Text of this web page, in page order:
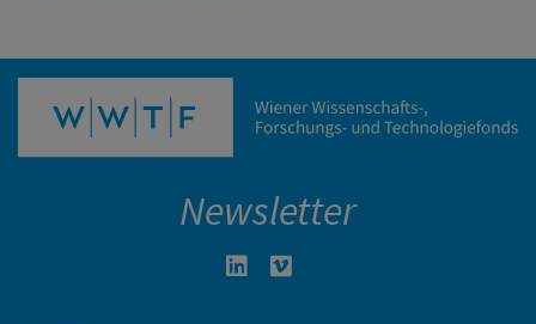
Newsletter
Linkedin in neuem Fenster öffnen